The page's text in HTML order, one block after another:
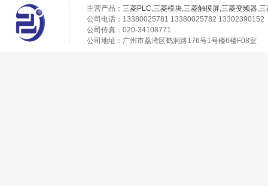
主营产品： 三菱PLC,三菱模块,三菱触摸屏,三菱变频器,三
公司电话：13380025781 13380025782 13302390152
公司传真：020-34108771
公司地址：广州市荔湾区鹤洞路176号1号楼6楼F08